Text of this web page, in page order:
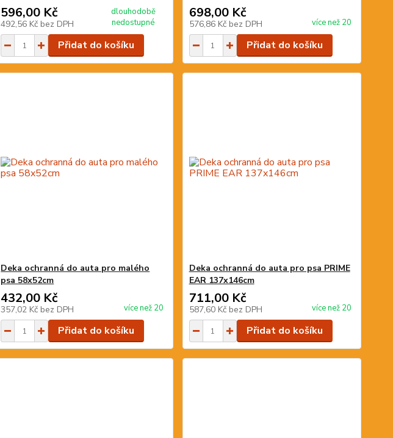
596,00 Kč
492,56 Kč bez DPH
dlouhodobě
nedostupné
Přidat do košíku
698,00 Kč
576,86 Kč bez DPH více než 20
Přidat do košíku
Deka ochranná do auta pro malého
psa 58x52cm
432,00 Kč
357,02 Kč bez DPH více než 20
Přidat do košíku
Deka ochranná do auta pro psa PRIME
EAR 137x146cm
711,00 Kč
587,60 Kč bez DPH více než 20
Přidat do košíku